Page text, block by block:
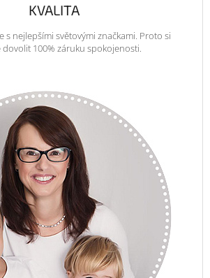
KVALITA
s nejlepšími světovými značkami. Proto si
dovolit 100% záruku spokojenosti.